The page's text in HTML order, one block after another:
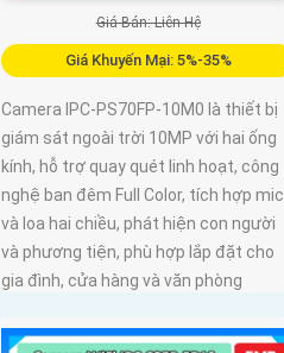
Giá Bán: Liên Hệ
Giá Khuyến Mại: 5%-35%
Camera IPC-PS70FP-10M0 là thiết bị
giám sát ngoài trời 10MP với hai ống
kính, hỗ trợ quay quét linh hoạt, công
nghệ ban đêm Full Color, tích hợp mic
và loa hai chiều, phát hiện con người
và phương tiện, phù hợp lắp đặt cho
gia đình, cửa hàng và văn phòng